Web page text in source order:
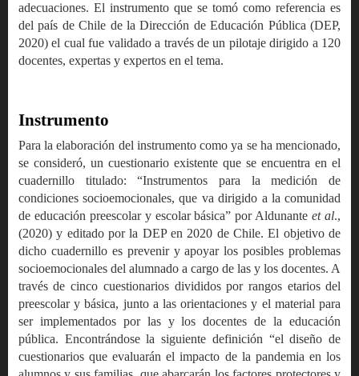
adecuaciones. El instrumento que se tomó como referencia es
del país de Chile de la Dirección de Educación Pública (DEP,
2020) el cual fue validado a través de un pilotaje dirigido a 120
docentes, expertas y expertos en el tema.
Instrumento
Para la elaboración del instrumento como ya se ha mencionado,
se consideró, un cuestionario existente que se encuentra en el
cuadernillo titulado: “Instrumentos para la medición de
condiciones socioemocionales, que va dirigido a la comunidad
de educación preescolar y escolar básica” por Aldunanteet al.,
(2020) y editado por la DEP en 2020 de Chile. El objetivo de
dicho cuadernillo es prevenir y apoyar los posibles problemas
socioemocionales del alumnado a cargo de las y los docentes. A
través de cinco cuestionarios divididos por rangos etarios del
preescolar y básica, junto a las orientaciones y el material para
ser implementados por las y los docentes de la educación
pública. Encontrándose la siguiente definición “el diseño de
cuestionarios que evaluarán el impacto de la pandemia en los